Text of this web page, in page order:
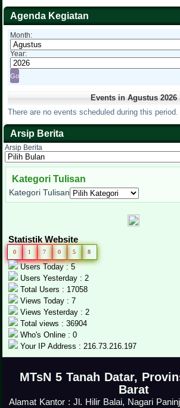
Agenda Kegiatan
Month:
Year:
Events in Agustus 2026
There are no events scheduled during this period.
Arsip Berita
Arsip Berita
Kategori Tulisan
Kategori Tulisan
Statistik Website
0 1 7 0 5 8
Users Today : 5
Users Yesterday : 2
Total Users : 17058
Views Today : 7
Views Yesterday : 2
Total views : 36904
Who's Online : 0
Your IP Address : 216.73.216.197
MTsN 5 Tanah Datar,
Barat
Alamat Kantor : Jl. Hilir Balai, Nagari